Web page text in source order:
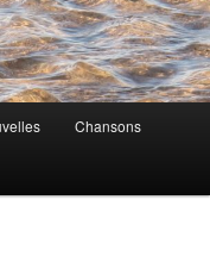
Chansons